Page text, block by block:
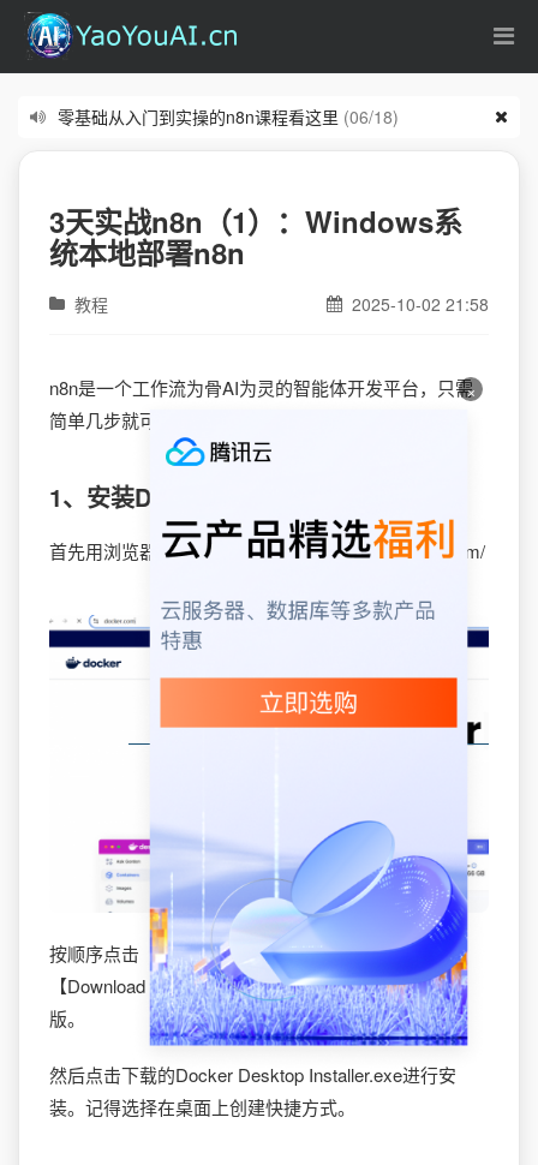
零基础从入门到实操的n8n课程看这里 (06/18)
3天实战n8n（1）：Windows系
统本地部署n8n
教程 2025-10-02 21:58
n8n是一个工作流为骨AI为灵的智能体开发平台，只需
简单几步就可以在Windows系统本地部署起来。
1、安装Docker
首先用浏览器访问Docker官网 https://www.docker.com/
按顺序点击【Download Docker Desktop】按钮和
【Download for Windows-AMD64】下载Docker桌面
版。
然后点击下载的Docker Desktop Installer.exe进行安
装。记得选择在桌面上创建快捷方式。
×